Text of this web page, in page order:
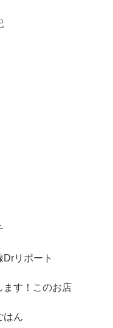
Drリポート
ます！このお店
はん